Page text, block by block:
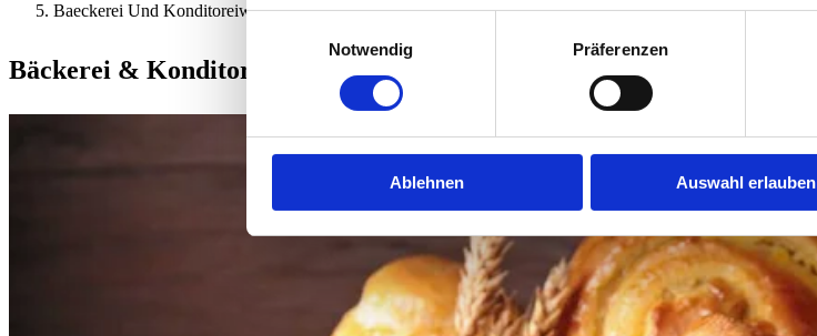
Notwendig
Präferenzen
Ablehnen Auswahl erlauben
Baeckerei Und Konditoreiwaren
Bäckerei & Konditorei